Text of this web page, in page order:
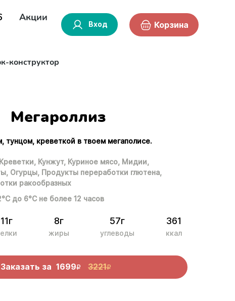
Акции
Вход Корзина
конструктор
Мегароллиз
тунцом, креветкой в твоем мегаполисе.
Креветки, Кунжут, Куриное мясо, Мидии,
Огурцы, Продукты переработки глютена,
ракообразных
до 6°С не более 12 часов
11г 8г
жиры
57г
углеводы
361
ккал
Заказать за 1699R 3221R